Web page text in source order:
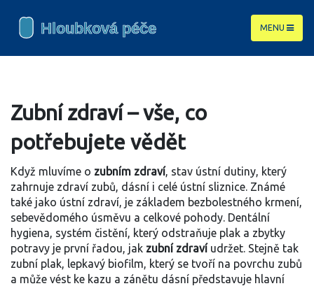
MENU
Zubní zdraví – vše, co
potřebujete vědět
Když mluvíme o zubním zdraví, stav ústní dutiny, který
zahrnuje zdraví zubů, dásní i celé ústní sliznice. Známé
také jako ústní zdraví, je základem bezbolestného krmení,
sebevědomého úsměvu a celkové pohody. Dentální
hygiena, systém čistění, který odstraňuje plak a zbytky
potravy je první řadou, jak zubní zdravíudržet. Stejně tak
zubní plak, lepkavý biofilm, který se tvoří na povrchu zubů
a může vést ke kazu a zánětu dásní představuje hlavní